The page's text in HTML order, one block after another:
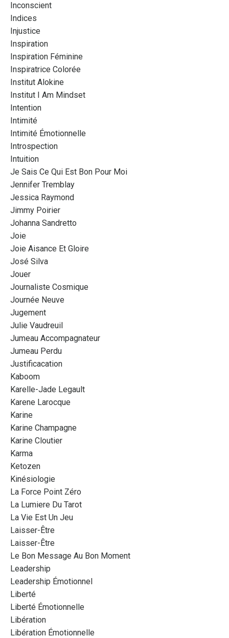
Inconscient
Indices
Injustice
Inspiration
Inspiration Féminine
Inspiratrice Colorée
Institut Alokine
Institut I Am Mindset
Intention
Intimité
Intimité Émotionnelle
Introspection
Intuition
Je Sais Ce Qui Est Bon Pour Moi
Jennifer Tremblay
Jessica Raymond
Jimmy Poirier
Johanna Sandretto
Joie
Joie Aisance Et Gloire
José Silva
Jouer
Journaliste Cosmique
Journée Neuve
Jugement
Julie Vaudreuil
Jumeau Accompagnateur
Jumeau Perdu
Justificacation
Kaboom
Karelle-Jade Legault
Karene Larocque
Karine
Karine Champagne
Karine Cloutier
Karma
Ketozen
Kinésiologie
La Force Point Zéro
La Lumiere Du Tarot
La Vie Est Un Jeu
Laisser-Être
Laisser-Être
Le Bon Message Au Bon Moment
Leadership
Leadership Émotionnel
Liberté
Liberté Émotionnelle
Libération
Libération Émotionnelle